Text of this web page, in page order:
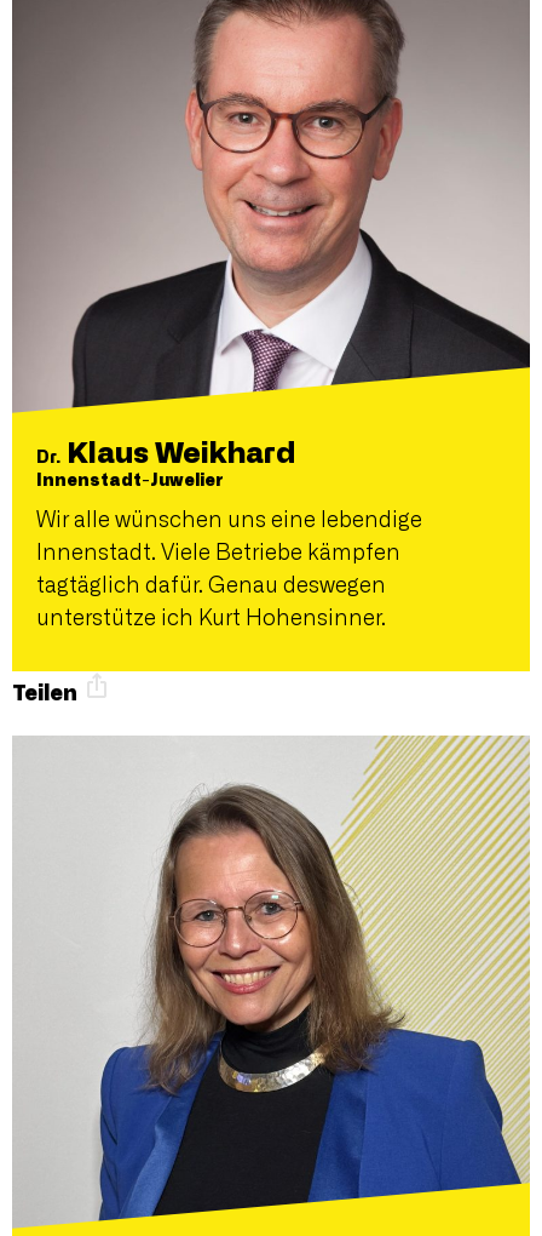
Dr. Klaus Weikhard
Innenstadt-Juwelier
Wir alle wünschen uns eine lebendige
Innenstadt. Viele Betriebe kämpfen
tagtäglich dafür. Genau deswegen
unterstütze ich Kurt Hohensinner.
Teilen